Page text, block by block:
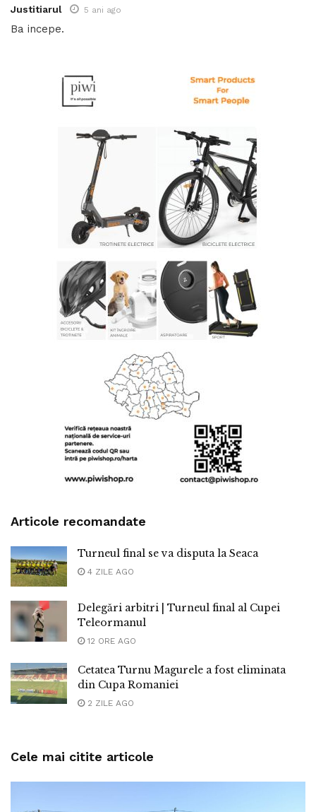
Justitiarul 5 ani ago
Ba incepe.
Articole recomandate
Turneul final se va disputa la Seaca
4 ZILE AGO
Delegări arbitri | Turneul final al Cupei
Teleormanul
12 ORE AGO
Cetatea Turnu Magurele a fost eliminata
din Cupa Romaniei
2 ZILE AGO
Cele mai citite articole